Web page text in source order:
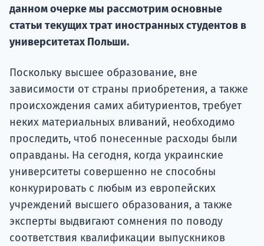
данном очерке мы рассмотрим основные
статьи текущих трат иностранных студентов в
университетах Польши.
Поскольку высшее образование, вне
зависимости от страны приобретения, а также
происхождения самих абитуриентов, требует
неких материальных вливаний, необходимо
проследить, чтоб понесенные расходы были
оправданы. На сегодня, когда украинские
университеты совершенно не способны
конкурировать с любым из европейских
учреждений высшего образования, а также
эксперты выдвигают сомнения по поводу
соответствия квалификации выпускников